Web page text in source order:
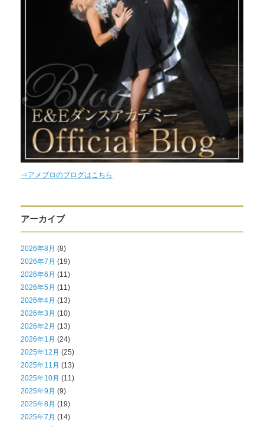
⇒アメブロのブログはこちら
アーカイブ
2026年8月 (8)
2026年7月 (19)
2026年6月 (11)
2026年5月 (11)
2026年4月 (13)
2026年3月 (10)
2026年2月 (13)
2026年1月 (24)
2025年12月 (25)
2025年11月 (13)
2025年10月 (11)
2025年9月 (9)
2025年8月 (19)
2025年7月 (14)